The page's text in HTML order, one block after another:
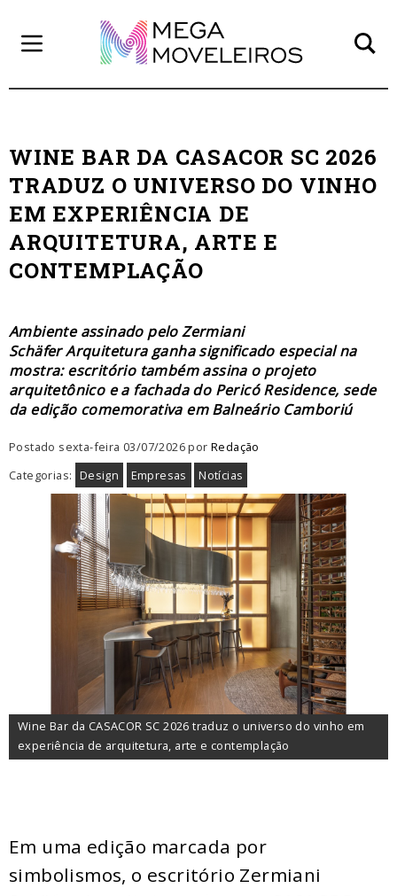
WINE BAR DA CASACOR SC 2026
TRADUZ O UNIVERSO DO VINHO
EM EXPERIÊNCIA DE
ARQUITETURA, ARTE E
CONTEMPLAÇÃO
Ambiente assinado pelo Zermiani
Schäfer Arquitetura ganha significado especial na
mostra: escritório também assina o projeto
arquitetônico e a fachada do Pericó Residence, sede
da edição comemorativa em Balneário Camboriú
Postado sexta-feira 03/07/2026 por Redação
Categorias: Design Empresas Notícias
Wine Bar da CASACOR SC 2026 traduz o universo do vinho em
experiência de arquitetura, arte e contemplação
Em uma edição marcada por
simbolismos, o escritório Zermiani